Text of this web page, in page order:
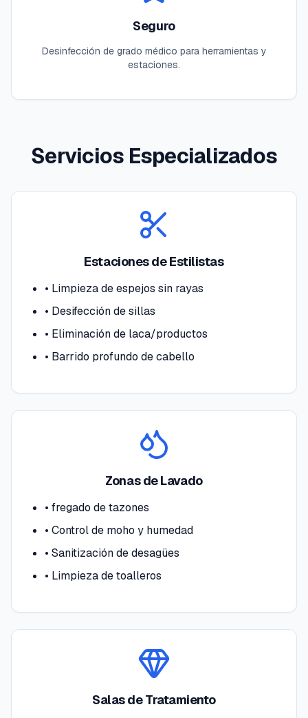
Seguro
Desinfección de grado médico para herramientas y
estaciones.
Servicios Especializados
Estaciones de Estilistas
• Limpieza de espejos sin rayas
• Desifección de sillas
• Eliminación de laca/productos
• Barrido profundo de cabello
Zonas de Lavado
• fregado de tazones
• Control de moho y humedad
• Sanitización de desagües
• Limpieza de toalleros
Salas de Tratamiento